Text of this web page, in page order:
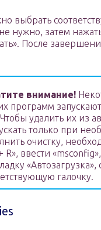
выбрать
нужно, затем
После
внимание!
программ
удалить их из
только при
очистку,
R», ввести
«Автозагрузка»,
галочку.